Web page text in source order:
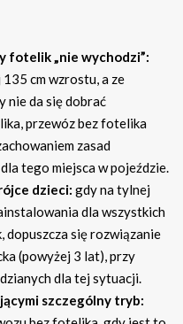
fotelik „nie wychodzi”:
cm wzrostu, a ze
nie da się dobrać
przewóz bez fotelika
zasad
tego miejsca w pojeździe.
dzieci: gdy na tylnej
dla wszystkich
dopuszcza się rozwiązanie
(powyżej 3 lat), przy
dla tej sytuacji.
szczególny tryb: